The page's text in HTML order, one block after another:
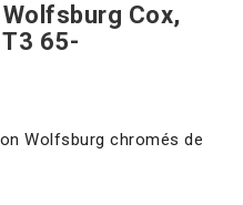
Cox,
65-
Wolfsburg chromés de